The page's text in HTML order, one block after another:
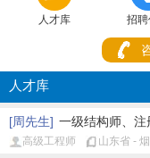
人才库 招聘
人才库
[周先生] 一级结构师、
高级工程师
山东省 -